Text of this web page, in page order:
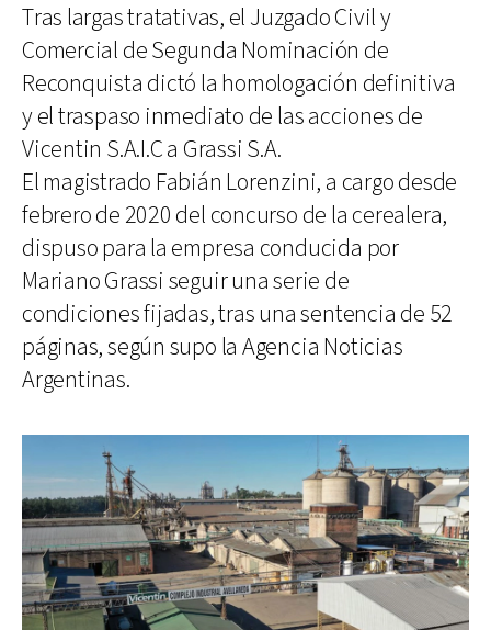
Tras largas tratativas, el Juzgado Civil y
Comercial de Segunda Nominación de
Reconquista dictó la homologación definitiva
y el traspaso inmediato de las acciones de
Vicentin S.A.I.C a Grassi S.A.
El magistrado Fabián Lorenzini, a cargo desde
febrero de 2020 del concurso de la cerealera,
dispuso para la empresa conducida por
Mariano Grassi seguir una serie de
condiciones fijadas, tras una sentencia de 52
páginas, según supo la Agencia Noticias
Argentinas.